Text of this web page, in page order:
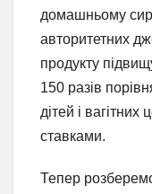
домашньому
авторитетних
продукту
150 разів
дітей і
ставками.
Тепер